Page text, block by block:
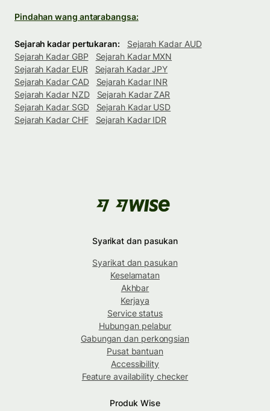
Pindahan wang antarabangsa:
Sejarah kadar pertukaran:
Sejarah Kadar AUD
Sejarah Kadar GBP
Sejarah Kadar MXN
Sejarah Kadar EUR
Sejarah Kadar JPY
Sejarah Kadar CAD
Sejarah Kadar INR
Sejarah Kadar NZD
Sejarah Kadar ZAR
Sejarah Kadar SGD
Sejarah Kadar USD
Sejarah Kadar CHF
Sejarah Kadar IDR
Syarikat dan pasukan
Syarikat dan pasukan
Keselamatan
Akhbar
Kerjaya
Service status
Hubungan pelabur
Gabungan dan perkongsian
Pusat bantuan
Accessibility
Feature availability checker
Produk Wise